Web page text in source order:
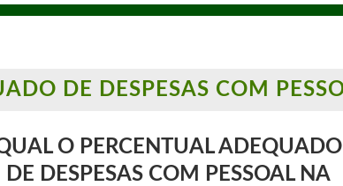
DE DESPESAS COM
O PERCENTUAL ADEQUADO
DE DESPESAS COM PESSOAL NA